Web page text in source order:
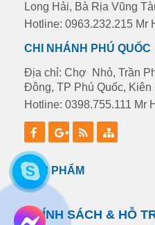
Long Hải, Bà Rịa Vũng
Hotline: 0963.232.215 Mr
CHI NHÁNH PHÚ QUỐC
Địa chỉ: Chợ Nhỏ, Trần
Đông, TP Phú Quốc, Kiên
Hotline: 0398.755.111 Mr
SẢN PHẨM
CHÍNH SÁCH & HỖ